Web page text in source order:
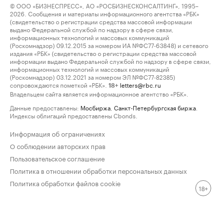
© ООО «БИЗНЕСПРЕСС», АО «РОСБИЗНЕСКОНСАЛТИНГ», 1995–
2026. Сообщения и материалы информационного агентства «РБК»
(свидетельство о регистрации средства массовой информации
выдано Федеральной службой по надзору в сфере связи,
информационных технологий и массовых коммуникаций
(Роскомнадзор) 09.12.2015 за номером ИА №ФС77-63848) и сетевого
издания «РБК» (свидетельство о регистрации средства массовой
информации выдано Федеральной службой по надзору в сфере связи,
информационных технологий и массовых коммуникаций
(Роскомнадзор) 03.12.2021 за номером ЭЛ №ФС77-82385)
сопровождаются пометкой «РБК».
18+ letters@rbc.ru
Владельцем сайта является информационное агентство «РБК».
Данные предоставлены: Мосбиржа Санкт-Петербургская биржа
Индексы облигаций предоставлены Cbonds.
Информация об ограничениях
О соблюдении авторских прав
Пользовательское соглашение
Политика в отношении обработки персональных данных
Политика обработки файлов cookie
18+